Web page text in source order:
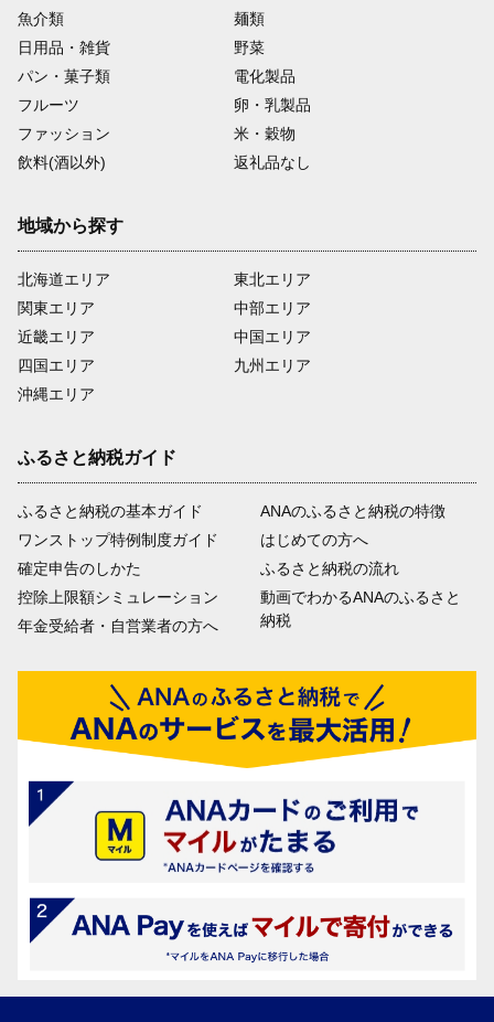
魚介類
麺類
日用品・雑貨
野菜
パン・菓子類
電化製品
フルーツ
卵・乳製品
ファッション
米・穀物
飲料(酒以外)
返礼品なし
地域から探す
北海道エリア
関東エリア
近畿エリア
四国エリア
沖縄エリア
東北エリア
中部エリア
中国エリア
九州エリア
ふるさと納税ガイド
ふるさと納税の基本ガイド
ワンストップ特例制度ガイド
確定申告のしかた
控除上限額シミュレーション
年金受給者・自営業者の方へ
ANAのふるさと納税の特徴
はじめての方へ
ふるさと納税の流れ
動画でわかるANAのふるさと
納税